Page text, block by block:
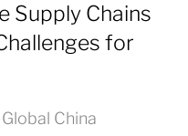
Supply Chains
for
Global China